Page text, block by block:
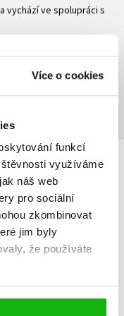
Více o cookies
funkcí
využíváme
náš web
pro sociální
zkombinovat
jim byly
že používáte
vychází ve spolupráci s
hodnocení.
uživatelé